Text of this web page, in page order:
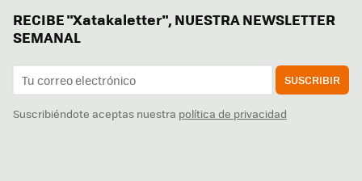
RECIBE "Xatakaletter", NUESTRA NEWSLETTER
SEMANAL
SUSCRIBIR
Suscribiéndote aceptas nuestra política de privacidad